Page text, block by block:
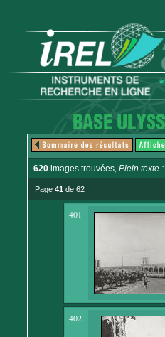
620 images trouvées, Plein texte :
Page 41 de 62
401
402